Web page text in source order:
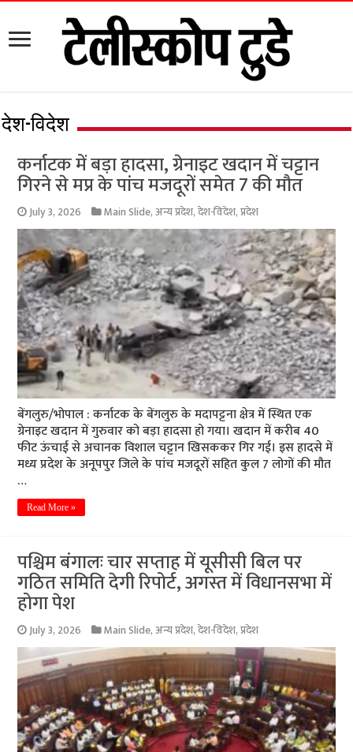
देश-विदेश
कर्नाटक में बड़ा हादसा, ग्रेनाइट खदान में चट्टान
गिरने से मप्र के पांच मजदूरों समेत 7 की मौत
July 3, 2026 Main Slide,अन्य प्रदेश,देश-विदेश,प्रदेश
बेंगलुरु/भोपाल : कर्नाटक के बेंगलुरु के मदापट्टना क्षेत्र में स्थित एक
ग्रेनाइट खदान में गुरुवार को बड़ा हादसा हो गया। खदान में करीब 40
फीट ऊंचाई से अचानक विशाल चट्टान खिसककर गिर गई। इस हादसे में
मध्य प्रदेश के अनूपपुर जिले के पांच मजदूरों सहित कुल 7 लोगों की मौत
…
Read More »
पश्चिम बंगालः चार सप्ताह में यूसीसी बिल पर
गठित समिति देगी रिपोर्ट, अगस्त में विधानसभा में
होगा पेश
July 3, 2026 Main Slide,अन्य प्रदेश,देश-विदेश,प्रदेश